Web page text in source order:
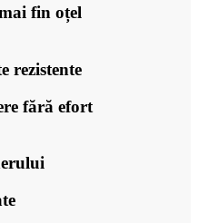
fin oțel
rezistente
fără efort